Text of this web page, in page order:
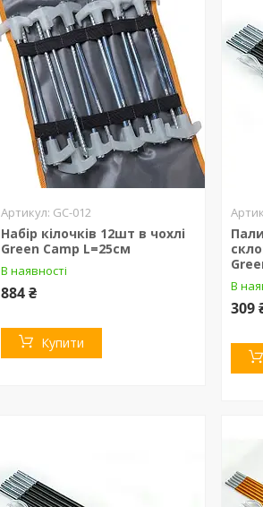
GC-012
Набір кілочків 12шт в чохлі
Green Camp L=25см
В наявності
884 ₴
Купити
В
309